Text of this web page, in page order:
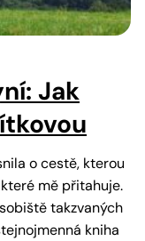
Jak
o cestě, kterou
mě přitahuje.
takzvaných
kniha